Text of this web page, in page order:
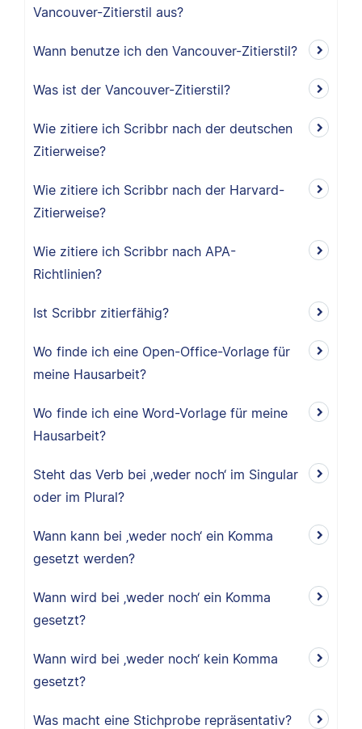
Vancouver-Zitierstil aus?
Wann benutze ich den Vancouver-Zitierstil?
Was ist der Vancouver-Zitierstil?
Wie zitiere ich Scribbr nach der deutschen
Zitierweise?
Wie zitiere ich Scribbr nach der Harvard-
Zitierweise?
Wie zitiere ich Scribbr nach APA-
Richtlinien?
Ist Scribbr zitierfähig?
Wo finde ich eine Open-Office-Vorlage für
meine Hausarbeit?
Wo finde ich eine Word-Vorlage für meine
Hausarbeit?
Steht das Verb bei ‚weder noch‘ im Singular
oder im Plural?
Wann kann bei ‚weder noch‘ ein Komma
gesetzt werden?
Wann wird bei ‚weder noch‘ ein Komma
gesetzt?
Wann wird bei ‚weder noch‘ kein Komma
gesetzt?
Was macht eine Stichprobe repräsentativ?